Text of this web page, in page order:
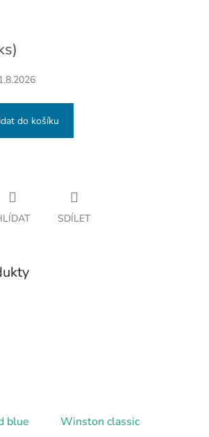
do košíku
SDÍLET
Winston Balanced blue Winston classic